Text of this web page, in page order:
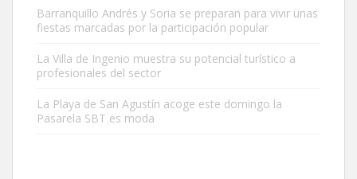
es muy manso y extremadamente cari...
Leales.org » Gran Canaria | 9.7.2025
Barranquillo Andrés y Soria se preparan para vivir unas
fiestas marcadas por la participación popular
La Villa de Ingenio muestra su potencial turístico a
profesionales del sector
La Playa de San Agustín acoge este domingo la
Pasarela SBT es moda